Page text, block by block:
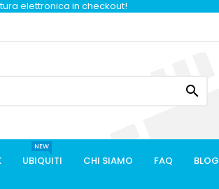
elettronica in checkout!

UBIQUITI
NEW
CHI SIAMO FAQ BLOG